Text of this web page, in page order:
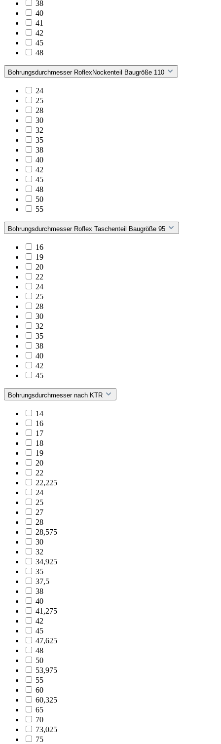
38
40
41
42
45
48
Bohrungsdurchmesser RoflexNockenteil Baugröße 110
24
25
28
30
32
35
38
40
42
45
48
50
55
Bohrungsdurchmesser Roflex Taschenteil Baugröße 95
16
19
20
22
24
25
28
30
32
35
38
40
42
45
Bohrungsdurchmesser nach KTR
14
16
17
18
19
20
22
22,225
24
25
27
28
28,575
30
32
34,925
35
37,5
38
40
41,275
42
45
47,625
48
50
53,975
55
60
60,325
65
70
73,025
75